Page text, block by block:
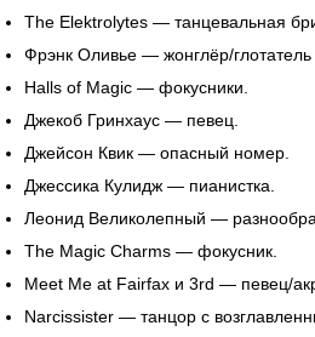
The Elektrolytes — танцевальная
Фрэнк Оливье — жонглёр/глотатель
Halls of Magic — фокусники.
Джекоб Гринхаус — певец.
Джейсон Квик — опасный номер.
Джессика Кулидж — пианистка.
Леонид Великолепный —
The Magic Charms — фокусник.
Meet Me at Fairfax и 3rd — певец/
Narcissister — танцор с